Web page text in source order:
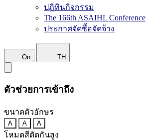
ปฏิทินกิจกรรม
The 166th ASAIHL Conference
ประกาศจัดซื้อจัดจ้าง
On TH
ตัวช่วยการเข้าถึง
ขนาดตัวอักษร
A A A
โหมดสีตัดกันสูง